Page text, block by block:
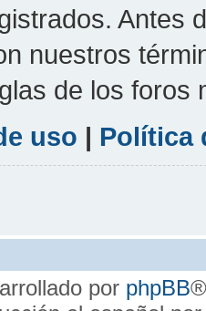
Antes
nuestros
de los foros
uso | Política
por phpBB